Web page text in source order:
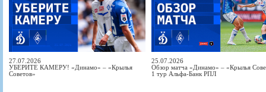
27.07.2026
УБЕРИТЕ КАМЕРУ! «Динамо» – «Крылья
Советов»
25.07.2026
Обзор матча «Динамо» – «Крылья
1 тур Альфа-Банк РПЛ